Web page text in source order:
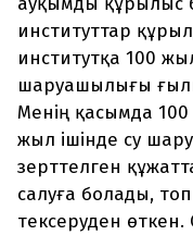
институттар
институтқа 100
шаруашылығы
Менің қасымда
жыл ішінде су
зерттелген
салуға болады,
тексеруден өткен.